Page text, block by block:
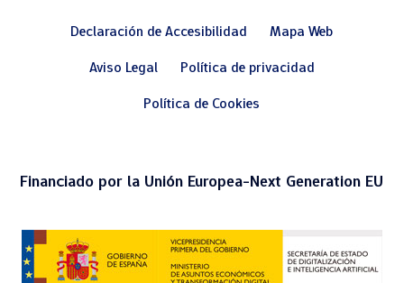
Declaración de Accesibilidad
Mapa Web
Aviso Legal
Política de privacidad
Política de Cookies
Financiado por la Unión Europea-Next Generation EU